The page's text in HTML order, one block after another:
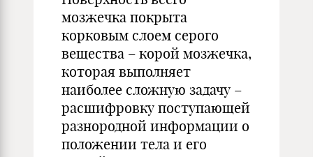
мозжечка покрыта
корковым слоем серого
вещества – корой мозжечка,
которая выполняет
наиболее сложную задачу –
расшифровку поступающей
разнородной информации о
положении тела и его